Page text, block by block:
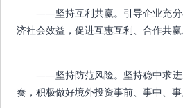
——坚持互利共赢。引导企业充分
济社会效益，促进互惠互利、合作共赢
——坚持防范风险。坚持稳中求进
奏，积极做好境外投资事前、事中、